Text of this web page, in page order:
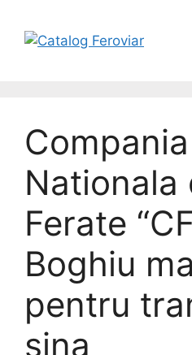
Compania
Nationala
Ferate
Boghiu
pentru
sina